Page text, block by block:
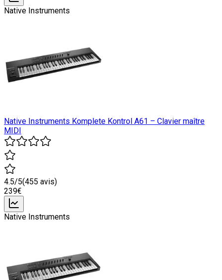
Native Instruments
Native Instruments Komplete Kontrol A61 – Clavier maître
MIDI
4.5/5(455 avis)
239€
Native Instruments